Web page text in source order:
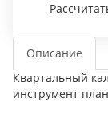
Описание
Квартальный
инструмент